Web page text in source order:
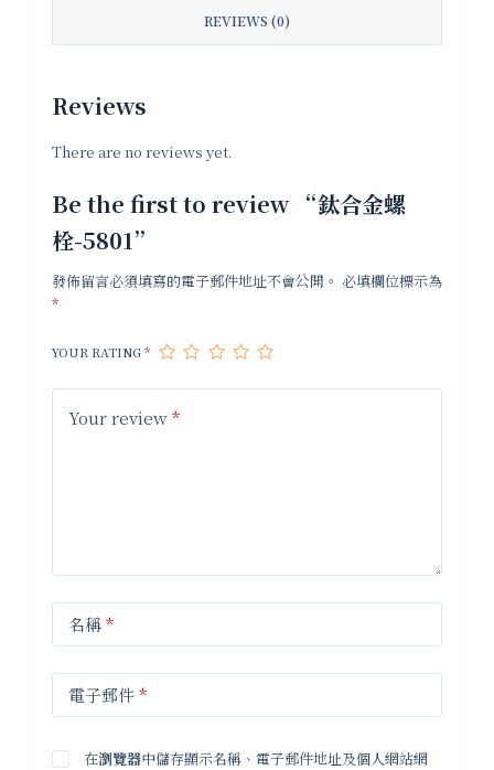
REVIEWS (0)
Reviews
There are no reviews yet.
Be the first to review “鈦合金螺
栓-5801”
發佈留言必須填寫的電子郵件地址不會公開。 必填欄位標示為
*
YOUR RATING*
Your review*
名稱*
電子郵件*
在瀏覽器中儲存顯示名稱、電子郵件地址及個人網站網